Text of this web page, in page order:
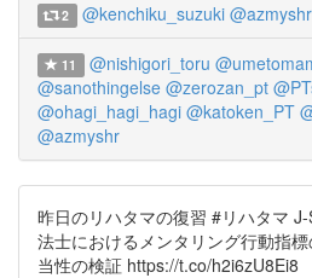
2 @kenchiku_suzuki @azmyshr
11 @nishigori_toru
@sanothingelse @zerozan_pt
@ohagi_hagi_hagi @katoken_PT
@azmyshr
昨日のリハタマの復習 #リハタマ
法士におけるメンタリング行動指
当性の検証 https://t.co/h2i6zU8Ei8